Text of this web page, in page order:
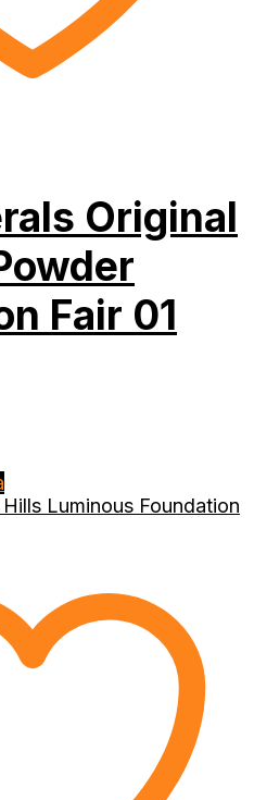
Original
Fair 01